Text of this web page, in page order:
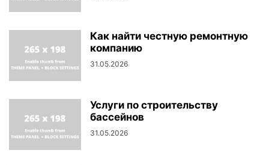
Как найти честную ремонтную
компанию
31.05.2026
Услуги по строительству
бассейнов
31.05.2026